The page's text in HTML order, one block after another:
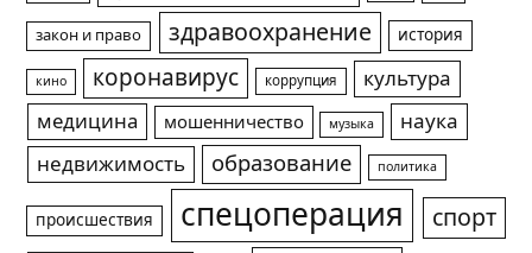
закон и право здравоохранение история
кино коронавирус коррупция
культура
медицина
мошенничество музыка
наука
недвижимость
образование политика
происшествия спецоперация спорт